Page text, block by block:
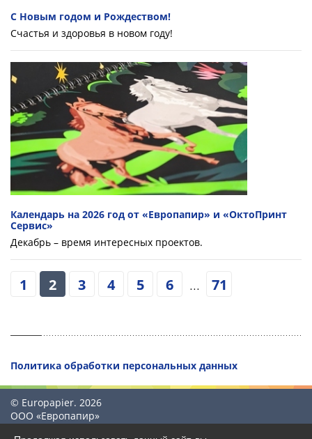
С Новым годом и Рождеством!
Счастья и здоровья в новом году!
Календарь на 2026 год от «Европапир» и «ОктоПринт
Сервис»
Декабрь – время интересных проектов.
1 2 3 4 5 6 ... 71
Политика обработки персональных данных
© Europapier. 2026
ООО «Европапир»